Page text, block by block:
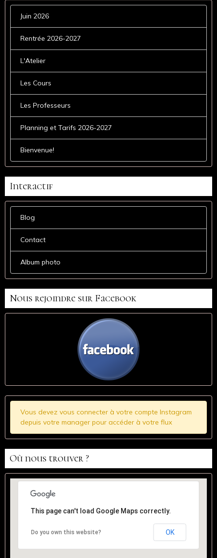
Juin 2026
Rentrée 2026-2027
L'Atelier
Les Cours
Les Professeurs
Planning et Tarifs 2026-2027
Bienvenue!
Interactif
Blog
Contact
Album photo
Nous rejoindre sur Facebook
Vous devez vous connecter à votre compte Instagram
depuis votre manager pour accéder à votre flux
Où nous trouver ?
This page can't load Google Maps correctly.
Do you own this website? OK